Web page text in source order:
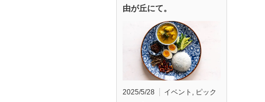
由が丘にて。
2025/5/28 イベント , ピック